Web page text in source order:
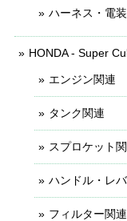
ハーネス・電
HONDA - Super
エンジン関連
タンク関連
スプロケット
ハンドル・レ
フィルター関連